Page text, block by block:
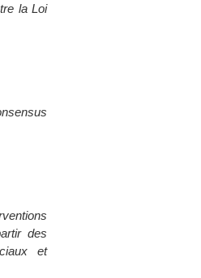
la Loi
des
et